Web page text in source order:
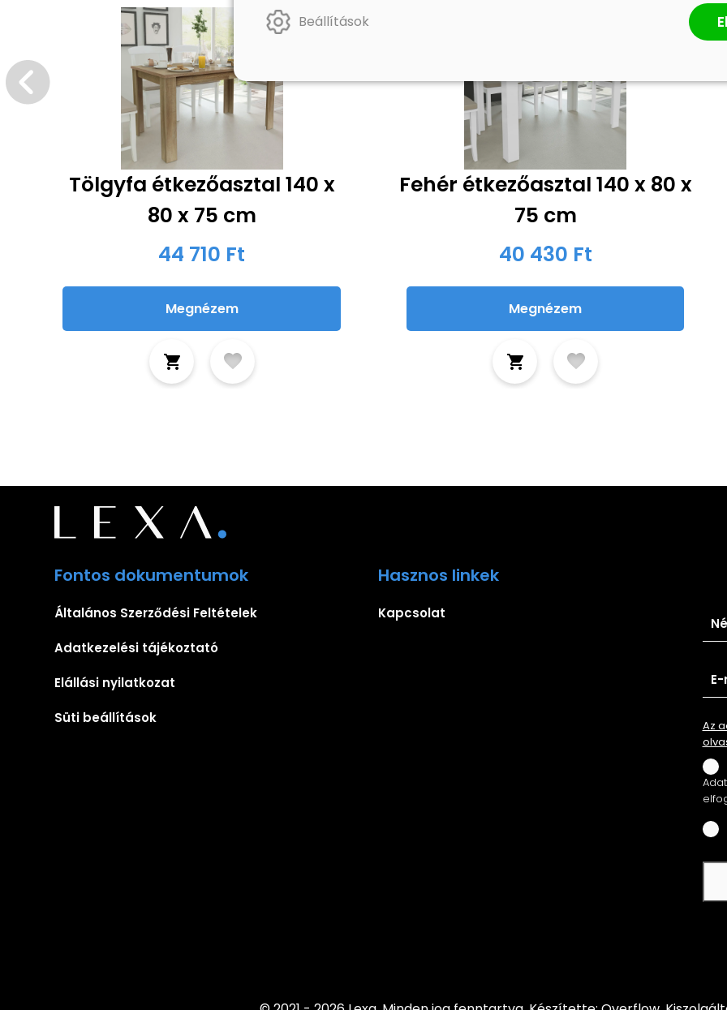
Tölgyfa étkezőasztal 140 x
80 x 75 cm
44 710 Ft
Megnézem
Fehér étkezőasztal 140 x 80 x
75 cm
40 430 Ft
Megnézem
Fontos dokumentumok
Általános Szerződési Feltételek
Adatkezelési tájékoztató
Elállási nyilatkozat
Süti beállítások
Hasznos linkek
Kapcsolat
Az
Beállítások